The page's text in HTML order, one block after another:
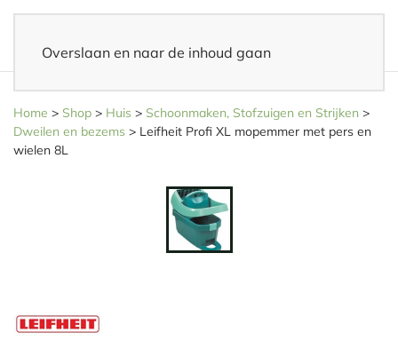
Overslaan en naar de inhoud gaan
Home > Shop > Huis > Schoonmaken, Stofzuigen en Strijken >
Dweilen en bezems > Leifheit Profi XL mopemmer met pers en
wielen 8L